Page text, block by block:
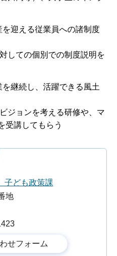
迎える従業員への諸制度
しての個別での制度説明を
継続し、活躍できる風土
ジョンを考える研修や、マ
受講してもらう
ども政策課
地